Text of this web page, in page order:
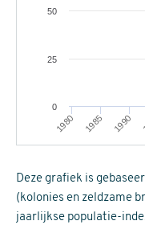
1980 1985 1990
0
25
50
Deze grafiek is
(kolonies en zeldzame
jaarlijkse populatie-